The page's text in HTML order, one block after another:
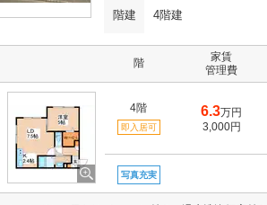
階建 4階建
階
家賃
管理費
4階
即入居可
6.3万円
3,000円
写真充実